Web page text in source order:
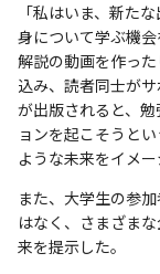
「私はいま、新た
身について学ぶ機
解説の動画を作っ
込み、読者同士が
が出版されると、
ョンを起こそうと
ような未来をイメー
また、大学生の参
はなく、さまざま
来を提示した。